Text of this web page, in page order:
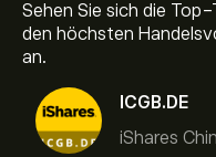
Sehen Sie sich die
den höchsten
an.
ICGB.DE